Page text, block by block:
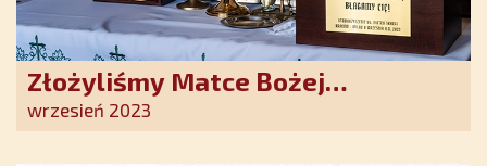
Złożyliśmy Matce Bożej
Ostrobramskiej pozłacane wotum
wrzesień 2023